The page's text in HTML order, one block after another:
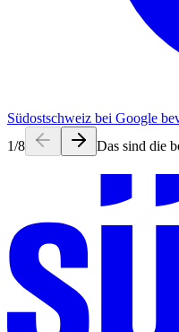
Südostschweiz bei Google
1/8 Das sind die